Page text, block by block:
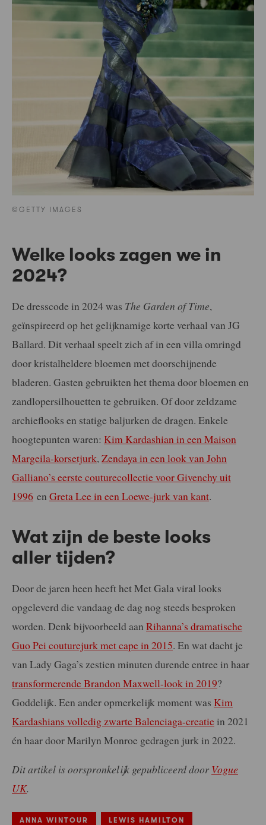
©GETTY IMAGES
Welke looks zagen we in
2024?
De dresscode in 2024 was The Garden of Time,
geïnspireerd op het gelijknamige korte verhaal van JG
Ballard. Dit verhaal speelt zich af in een villa omringd
door kristalheldere bloemen met doorschijnende
bladeren. Gasten gebruikten het thema door bloemen en
zandlopersilhouetten te gebruiken. Of door zeldzame
archieflooks en statige baljurken de dragen. Enkele
hoogtepunten waren: Kim Kardashian in een Maison
Margeila-korsetjurk,Zendaya in een look van John
Galliano’s eerste couturecollectie voorGivenchy uit
1996 en Greta Lee in een Loewe-jurk van kant.
Wat zijn de beste looks
aller tijden?
Door de jaren heen heeft het Met Gala viral looks
opgeleverd die vandaag de dag nog steeds besproken
worden. Denk bijvoorbeeld aan Rihanna’s dramatische
Guo Pei couturejurk met cape in 2015. En wat dacht je
van Lady Gaga’s zestien minuten durende entree in haar
transformerende Brandon Maxwell-look in 2019?
Goddelijk. Een ander opmerkelijk moment was Kim
Kardashians volledig zwarte Balenciaga-creatie in 2021
én haar door Marilyn Monroe gedragen jurk in 2022.
Dit artikel is oorspronkelijk gepubliceerd door Vogue
UK.
ANNA WINTOUR LEWIS HAMILTON